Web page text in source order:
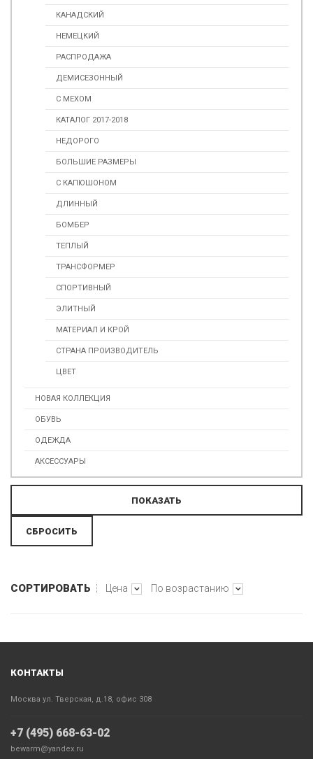
КАНАДСКИЙ
НЕМЕЦКИЙ
РАСПРОДАЖА
ДЕМИСЕЗОННЫЙ
С МЕХОМ
КАТАЛОГ 2017-2018
НЕДОРОГО
БОЛЬШИЕ РАЗМЕРЫ
С КАПЮШОНОМ
ДЛИННЫЙ
БОМБЕР
ТЕПЛЫЙ
ТРАНСФОРМЕР
СПОРТИВНЫЙ
ЭЛИТНЫЙ
МАТЕРИАЛ И КРОЙ
СТРАНА ПРОИЗВОДИТЕЛЬ
ЦВЕТ
НОВАЯ КОЛЛЕКЦИЯ
ОБУВЬ
ОДЕЖДА
АКСЕССУАРЫ
СОРТИРОВАТЬ Цена По возрастанию
КОНТАКТЫ
Москва ул. Тверская, д.18, офис 308
+7 (495) 668-63-02
bewarm@yandex.ru